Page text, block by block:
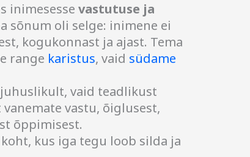
inimesesse vastutuse ja
sõnum oli selge: inimene ei
kogukonnast ja ajast. Tema
range karistus, vaid südame
vaid teadlikust
vastu, õiglusest,
õppimisest.
kus iga tegu loob silda ja